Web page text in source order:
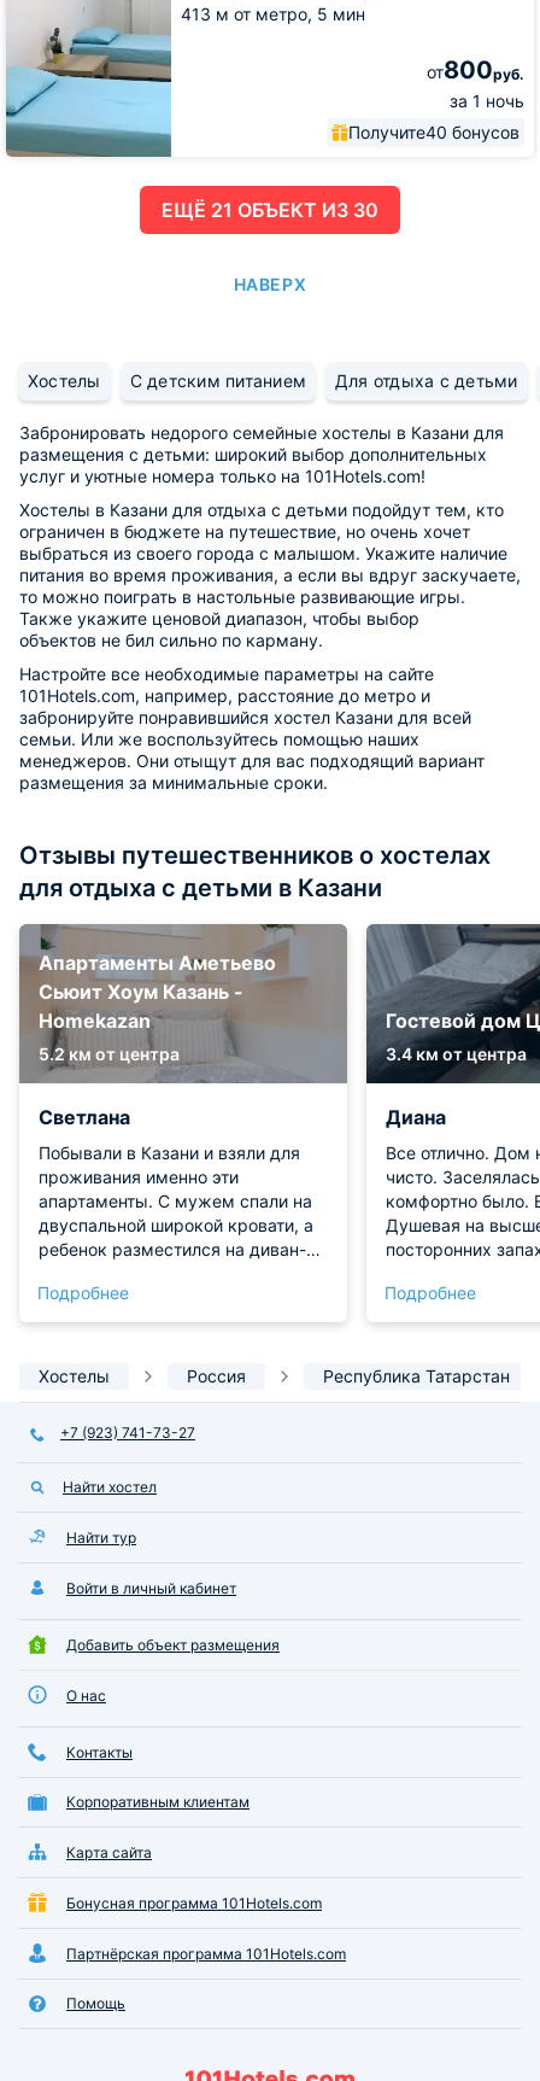
413 м от метро, 5 мин
от800руб.
за 1 ночь
Получите40 бонусов
ЕЩË 21 ОБЪЕКТ ИЗ 30
НАВЕРХ
Хостелы С детским питанием Для отдыха с детьми
Забронировать недорого семейные хостелы в Казани для
размещения с детьми: широкий выбор дополнительных
услуг и уютные номера только на 101Hotels.com!
Хостелы в Казани для отдыха с детьми подойдут тем, кто
ограничен в бюджете на путешествие, но очень хочет
выбраться из своего города с малышом. Укажите наличие
питания во время проживания, а если вы вдруг заскучаете,
то можно поиграть в настольные развивающие игры.
Также укажите ценовой диапазон, чтобы выбор
объектов не бил сильно по карману.
Настройте все необходимые параметры на сайте
101Hotels.com, например, расстояние до метро и
забронируйте понравившийся хостел Казани для всей
семьи. Или же воспользуйтесь помощью наших
менеджеров. Они отыщут для вас подходящий вариант
размещения за минимальные сроки.
Отзывы путешественников о хостелах
для отдыха с детьми в Казани
Апартаменты Аметьево
Сьюит Хоум Казань -
Homekazan
5.2 км от центра
Светлана
Побывали в Казани и взяли для
проживания именно эти
апартаменты. С мужем спали на
двуспальной широкой кровати, а
ребенок разместился на диван-
состоянии, обивка чистая и без
повреждений. На кухне есть вся
приготовления. Стиральная
Расположена удобно рядом с
метро. Удобно!
Подробнее
Гостевой дом
3.4 км от центра
Диана
Все отлично. Дом
чисто.
комфортно было.
Душевая на
посторонних
фай ловит
холодильник с
Огромный
Подробнее
Хостелы Россия Республика Татарстан
+7 (923) 741-73-27
Найти хостел
Найти тур
Войти в личный кабинет
Добавить объект размещения
О нас
Контакты
Корпоративным клиентам
Карта сайта
Бонусная программа 101Hotels.com
Партнёрская программа 101Hotels.com
Помощь